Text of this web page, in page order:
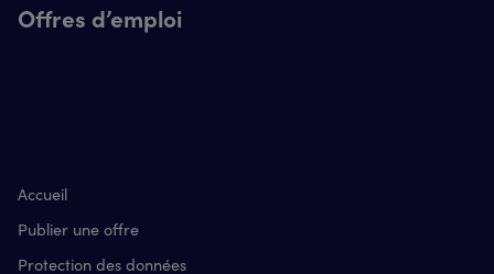
Offres d’emploi
Accueil
Publier une offre
Protection des données